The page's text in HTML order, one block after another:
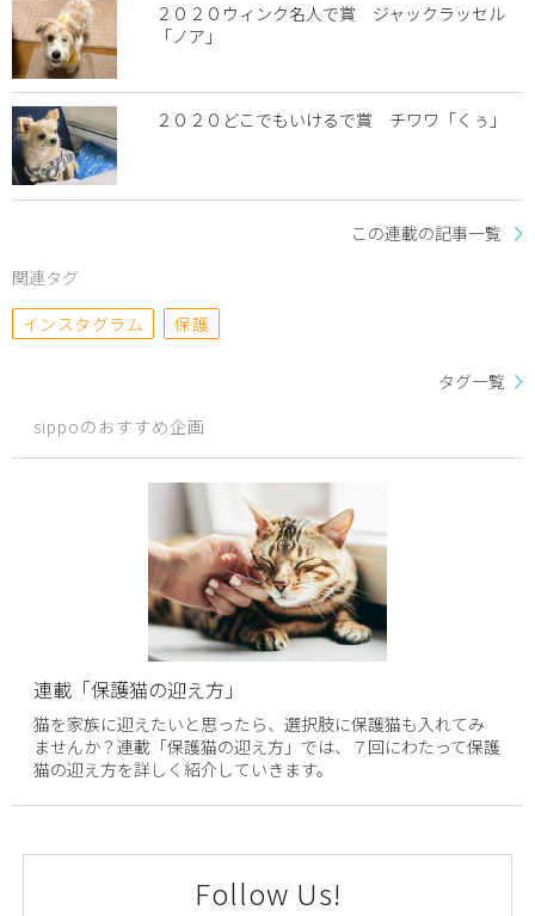
２０２０ウィンク名人で賞 ジャックラッセル
「ノア」
２０２０どこでもいけるで賞 チワワ「くぅ」
この連載の記事一覧
関連タグ
インスタグラム
保護
タグ一覧
sippoのおすすめ企画
連載「保護猫の迎え方」
猫を家族に迎えたいと思ったら、選択肢に保護猫も入れてみ
ませんか？連載「保護猫の迎え方」では、７回にわたって保護
猫の迎え方を詳しく紹介していきます。
Follow Us!